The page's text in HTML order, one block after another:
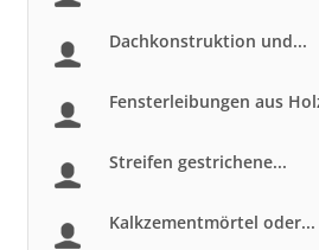
Dachkonstruktion und...
Fensterleibungen aus
Streifen gestrichene...
Kalkzementmörtel oder...